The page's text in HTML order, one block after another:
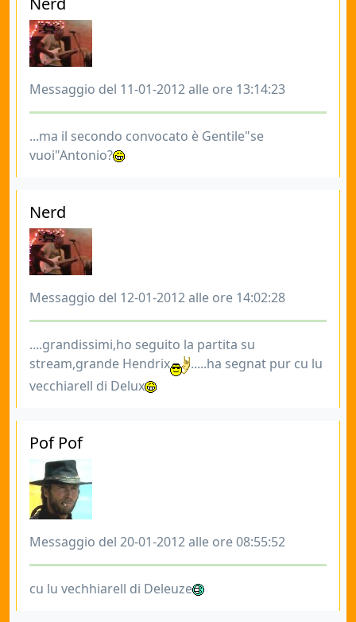
Messaggio del 11-01-2012 alle ore 13:14:23
...ma il secondo convocato è Gentile"se
vuoi"Antonio?
Nerd
Messaggio del 12-01-2012 alle ore 14:02:28
....grandissimi,ho seguito la partita su
stream,grande Hendrix
.....ha segnat pur cu lu
vecchiarell di Delux
Pof Pof
Messaggio del 20-01-2012 alle ore 08:55:52
cu lu vechhiarell di Deleuze